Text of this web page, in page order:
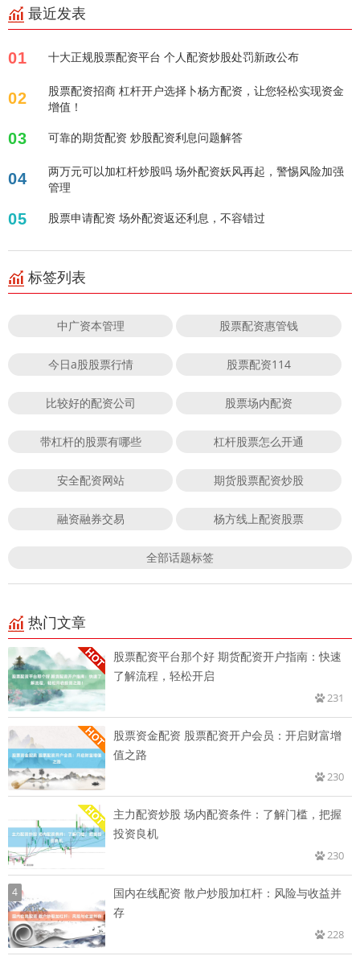
最近发表
01 十大正规股票配资平台 个人配资炒股处罚新政公布
02
股票配资招商 杠杆开户选择卜杨方配资，让您轻松实现资金
增值！
03 可靠的期货配资 炒股配资利息问题解答
04
两万元可以加杠杆炒股吗 场外配资妖风再起，警惕风险加强
管理
05 股票申请配资 场外配资返还利息，不容错过
标签列表
中广资本管理 股票配资惠管钱
今日a股股票行情 股票配资114
比较好的配资公司 股票场内配资
带杠杆的股票有哪些 杠杆股票怎么开通
安全配资网站 期货股票配资炒股
融资融券交易 杨方线上配资股票
全部话题标签
热门文章
股票配资平台那个好 期货配资开户指南：快速
了解流程，轻松开启
231
股票资金配资 股票配资开户会员：开启财富增
值之路
230
主力配资炒股 场内配资条件：了解门槛，把握
投资良机
230
4
国内在线配资 散户炒股加杠杆：风险与收益并
存
228